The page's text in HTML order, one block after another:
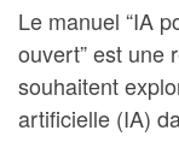
Le manuel “IA
ouvert” est une
souhaitent
artificielle (IA)